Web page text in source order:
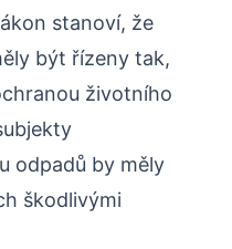
stanoví, že
být řízeny tak,
životního
odpadů by měly
škodlivými